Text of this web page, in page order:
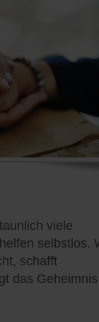
viele
selbstlos.
schafft
das